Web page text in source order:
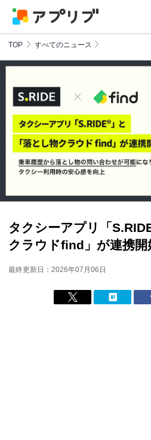
TOP すべてのニュース
タクシーアプリ「
クラウドfind」が連携開
最終更新日：2026年07月06日